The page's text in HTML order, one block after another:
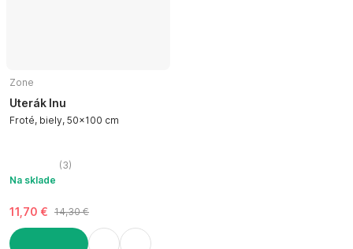
Zone
Uterák Inu
Froté, biely, 50x100 cm
(3)
Na sklade
11,70 € 14,30 €